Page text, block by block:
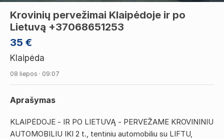
35 €
Krovinių pervežimai Klaipėdoje ir po
Lietuvą +37068651253
Klaipėda
08 liepos · 09:07
Aprašymas
KLAIPĖDOJE - IR PO LIETUVĄ - PERVEŽAME KROVININIU
AUTOMOBILIU IKI 2 t., tentiniu automobiliu su LIFTU,